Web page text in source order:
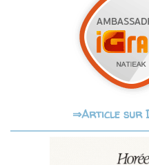
⇒Article sur